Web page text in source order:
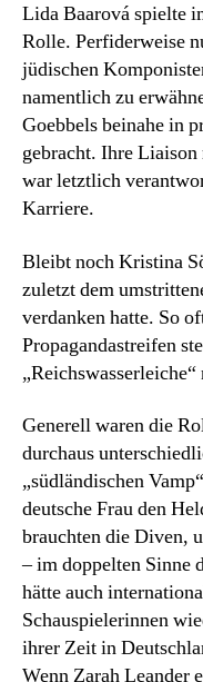
Lida Baarová spielte
Rolle. Perfiderweise
jüdischen
namentlich zu
Goebbels beinahe in
gebracht. Ihre
war letztlich
Karriere.
Bleibt noch Kristina
zuletzt dem
verdanken hatte. So
Propagandastreifen
„Reichswasserleiche“
Generell waren die
durchaus
„südländischen
deutsche Frau den
brauchten die Diven,
– im doppelten Sinne
hätte auch
Schauspielerinnen
ihrer Zeit in
Wenn Zarah Leander